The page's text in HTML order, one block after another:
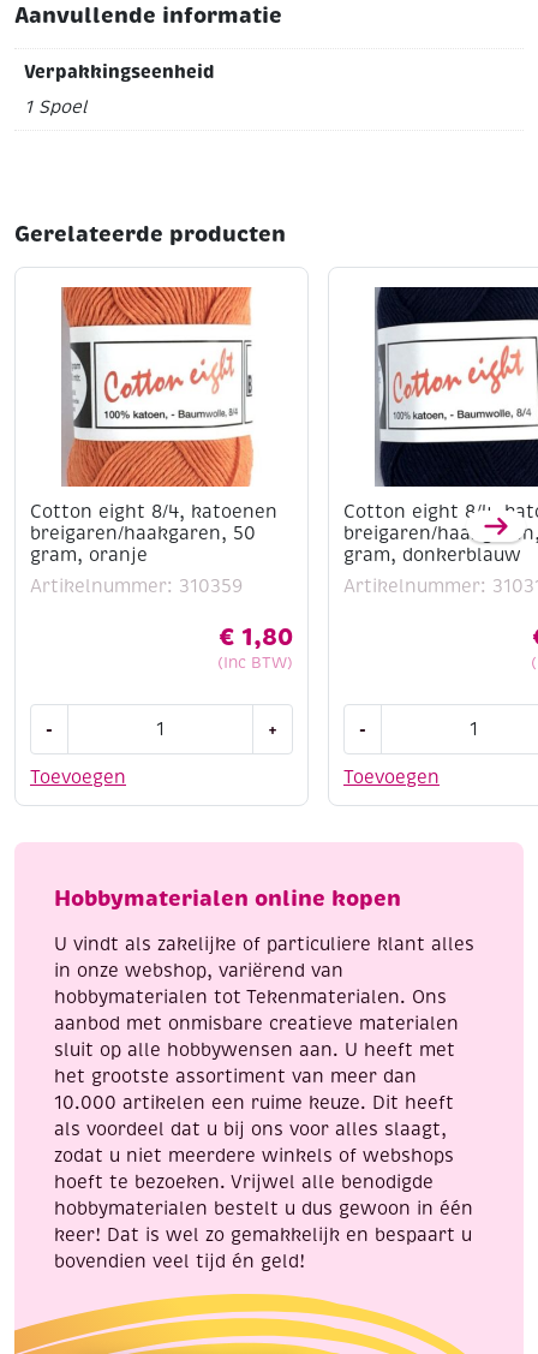
Aanvullende informatie
Verpakkingseenheid
1 Spoel
Gerelateerde producten
Cotton eight 8/4, katoenen
breigaren/haakgaren, 50
gram, oranje
Artikelnummer: 310359
€ 1,80
(Inc BTW)
Toevoegen
-
8/4,
50
oranje
+
Cotton eight 8/4,
breigaren/
gram, donkerblauw
Artikelnummer:
Toevoegen
-
8/4,
50
donkerblauw
Hobbymaterialen online kopen
U vindt als zakelijke of particuliere klant alles
in onze webshop, variërend van
hobbymaterialen tot Tekenmaterialen. Ons
aanbod met onmisbare creatieve materialen
sluit op alle hobbywensen aan. U heeft met
het grootste assortiment van meer dan
10.000 artikelen een ruime keuze. Dit heeft
als voordeel dat u bij ons voor alles slaagt,
zodat u niet meerdere winkels of webshops
hoeft te bezoeken. Vrijwel alle benodigde
hobbymaterialen bestelt u dus gewoon in één
keer! Dat is wel zo gemakkelijk en bespaart u
bovendien veel tijd én geld!